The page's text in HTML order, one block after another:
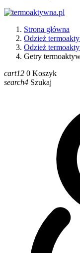
Strona główna
Odzież
Odzież
Getry
cart12 0 Koszyk
search4 Szukaj